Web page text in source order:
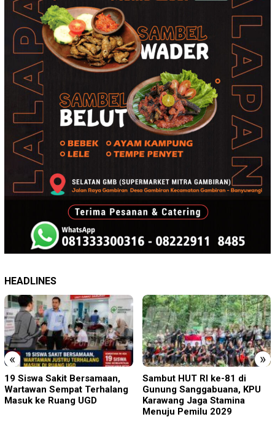
HEADLINES
« »
Sambut HUT RI ke-81 di
Gunung Sanggabuana, KPU
Karawang Jaga Stamina
Perkenalkan Diri Lewat Safari
Jumat, Kapolres Lumajang
Ajak Warga Jaga Kamtibmas